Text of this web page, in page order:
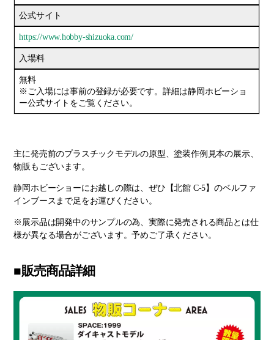
公式サイト
https://www.hobby-shizuoka.com/
入場料
無料
※ご入場には事前の登録が必要です。詳細は静岡ホビーショ
ー公式サイトをご覧ください。
主に発売前のプラスチックモデルの原型、塗装作例見本の展示、
物販もございます。
静岡ホビーショーにお越しの際は、ぜひ【北館 C-5】のベルファ
インブースまで足をお運びください。
※展示品は開発中のサンプルの為、実際に発売される商品とは仕
様が異なる場合がございます。予めご了承ください。
■販売商品詳細